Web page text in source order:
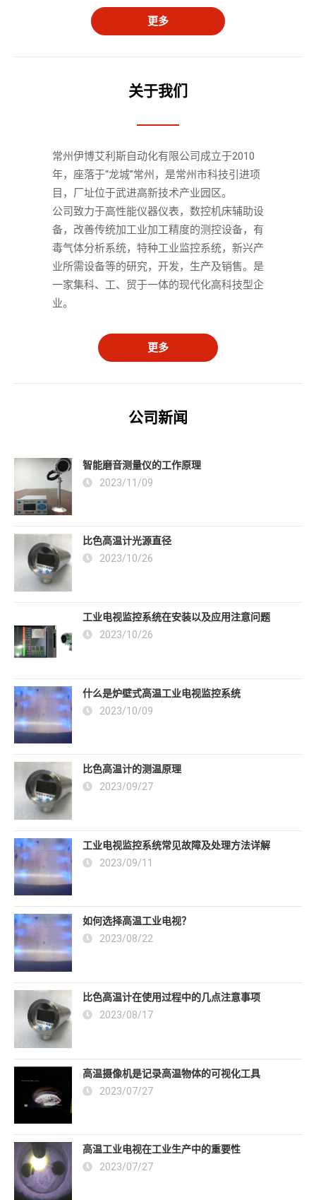
更多
关于我们
常州伊博艾利斯自动化有限公司成立于2010
年，座落于“龙城”常州，是常州市科技引进项
目，厂址位于武进高新技术产业园区。
公司致力于高性能仪器仪表，数控机床辅助设
备，改善传统加工业加工精度的测控设备，有
毒气体分析系统，特种工业监控系统，新兴产
业所需设备等的研究，开发，生产及销售。是
一家集科、工、贸于一体的现代化高科技型企
业。
更多
公司新闻
智能磨音测量仪的工作原理
2023/11/09
比色高温计光源直径
2023/10/26
工业电视监控系统在安装以及应用注意问题
2023/10/26
什么是炉壁式高温工业电视监控系统
2023/10/09
比色高温计的测温原理
2023/09/27
工业电视监控系统常见故障及处理方法详解
2023/09/11
如何选择高温工业电视？
2023/08/22
比色高温计在使用过程中的几点注意事项
2023/08/17
高温摄像机是记录高温物体的可视化工具
2023/07/27
高温工业电视在工业生产中的重要性
2023/07/27